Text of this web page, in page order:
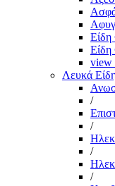
Είδη
view
Λευκά
/
/
/
/